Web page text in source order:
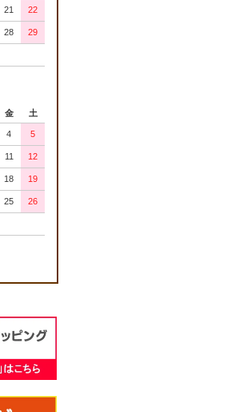
21 22
28 29
金 土
4 5
11 12
18 19
25 26